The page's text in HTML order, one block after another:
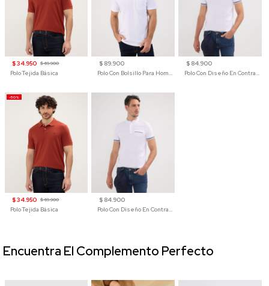
$ 34.950 $ 69.900
Polo Tejida Básica
$ 89.900
Polo Con Bolsillo Para Hombre
$ 84.900
Polo Con Diseño En Contraste
-50%
$ 34.950 $ 69.900
Polo Tejida Básica
$ 84.900
Polo Con Diseño En Contraste
Encuentra El Complemento Perfecto